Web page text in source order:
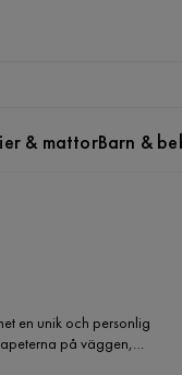
& mattorBarn &
en unik och personlig
på väggen,
klippas till rätt